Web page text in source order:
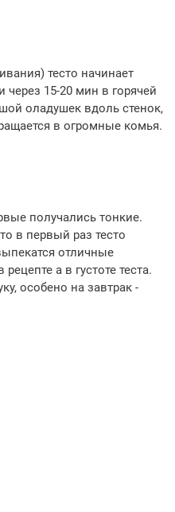
тесто начинает
через 15-20 мин в горячей
оладушек вдоль стенок,
в огромные комья.
получались тонкие.
в первый раз тесто
отличные
а в густоте теста.
особено на завтрак -